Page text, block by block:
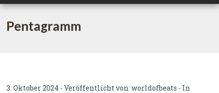
Pentagramm
3. Oktober 2024 - Veröffentlicht von:worldofbeats - In